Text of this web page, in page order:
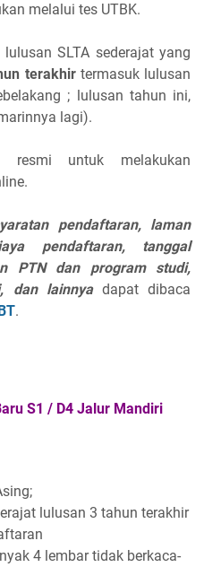
melalui tes UTBK.
SLTA sederajat yang
terakhirtermasuk lulusan
; lulusan tahun ini,
lagi).
resmi untuk melakukan
pendaftaran, laman
pendaftaran, tanggal
PTN dan program studi,
dan lainnya dapat dibaca
.
S1 / D4 Jalur Mandiri
lulusan 3 tahun terakhir
4 lembar tidak berkaca-